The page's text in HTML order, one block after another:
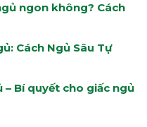
ngon không? Cách
Cách Ngủ Sâu Tự
Bí quyết cho giấc ngủ